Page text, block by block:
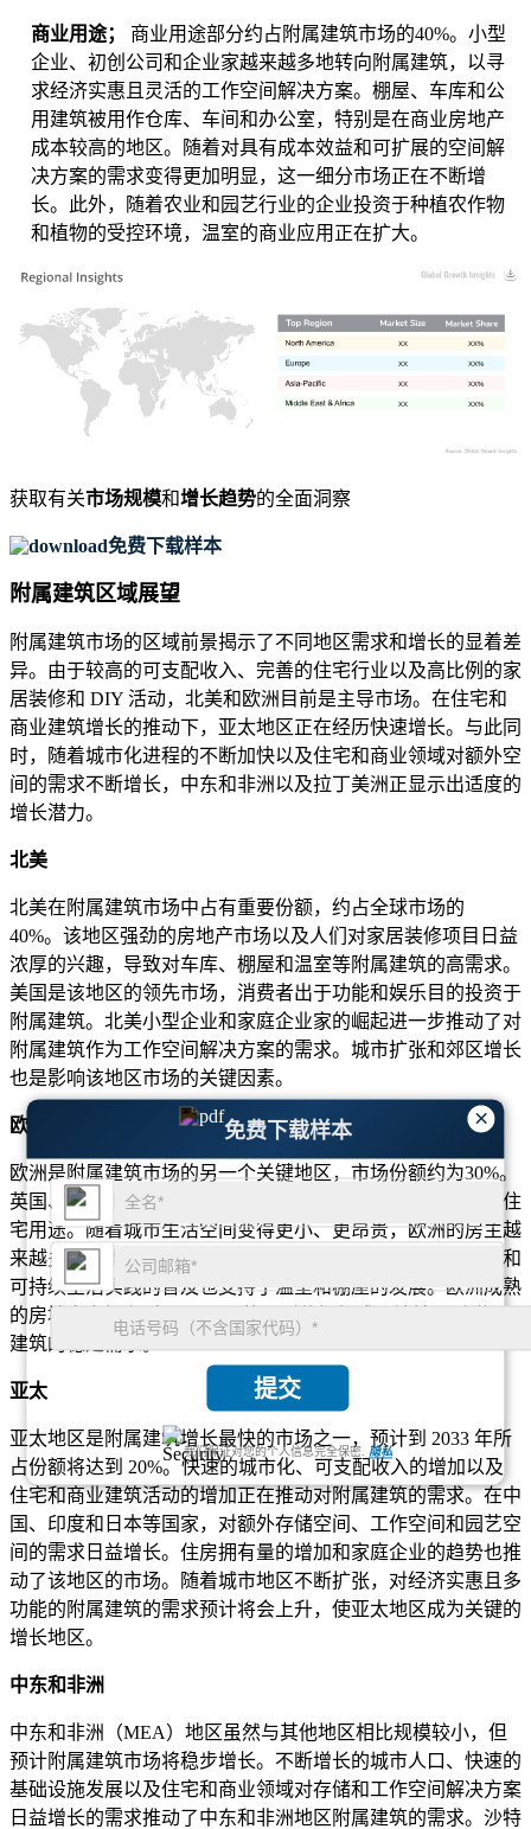
×
免费下载样本
提交
我们保证对您的个人信息完全保密. 隐私
商业用途；
商业用途部分约占附属建筑市场的40%。小型
企业、初创公司和企业家越来越多地转向附属建筑，以寻
求经济实惠且灵活的工作空间解决方案。棚屋、车库和公
用建筑被用作仓库、车间和办公室，特别是在商业房地产
成本较高的地区。随着对具有成本效益和可扩展的空间解
决方案的需求变得更加明显，这一细分市场正在不断增
长。此外，随着农业和园艺行业的企业投资于种植农作物
和植物的受控环境，温室的商业应用正在扩大。
XX%
XX
XX%
XX
XX%
XX
XX%
XX
获取有关市场规模和增长趋势的全面洞察
免费下载样本
附属建筑区域展望
附属建筑市场的区域前景揭示了不同地区需求和增长的显着差
异。由于较高的可支配收入、完善的住宅行业以及高比例的家
居装修和 DIY 活动，北美和欧洲目前是主导市场。在住宅和
商业建筑增长的推动下，亚太地区正在经历快速增长。与此同
时，随着城市化进程的不断加快以及住宅和商业领域对额外空
间的需求不断增长，中东和非洲以及拉丁美洲正显示出适度的
增长潜力。
北美
北美在附属建筑市场中占有重要份额，约占全球市场的
40%。该地区强劲的房地产市场以及人们对家居装修项目日益
浓厚的兴趣，导致对车库、棚屋和温室等附属建筑的高需求。
美国是该地区的领先市场，消费者出于功能和娱乐目的投资于
附属建筑。北美小型企业和家庭企业家的崛起进一步推动了对
附属建筑作为工作空间解决方案的需求。城市扩张和郊区增长
也是影响该地区市场的关键因素。
欧洲
欧洲是附属建筑市场的另一个关键地区，市场份额约为30%。
英国、德国和法国等国家正在推动附属建筑的需求，特别是住
宅用途。随着城市生活空间变得更小、更昂贵，欧洲的房主越
来越多地寻求额外的存储和工作空间解决方案。该地区园艺和
可持续生活实践的普及也支持了温室和棚屋的发展。欧洲成熟
的房地产市场和对 DIY 项目的强烈偏好促成了该地区对附属
建筑的稳定需求。
亚太
亚太地区是附属建筑增长最快的市场之一，预计到 2033 年所
占份额将达到 20%。快速的城市化、可支配收入的增加以及
住宅和商业建筑活动的增加正在推动对附属建筑的需求。在中
国、印度和日本等国家，对额外存储空间、工作空间和园艺空
间的需求日益增长。住房拥有量的增加和家庭企业的趋势也推
动了该地区的市场。随着城市地区不断扩张，对经济实惠且多
功能的附属建筑的需求预计将会上升，使亚太地区成为关键的
增长地区。
中东和非洲
中东和非洲（MEA）地区虽然与其他地区相比规模较小，但
预计附属建筑市场将稳步增长。不断增长的城市人口、快速的
基础设施发展以及住宅和商业领域对存储和工作空间解决方案
日益增长的需求推动了中东和非洲地区附属建筑的需求。沙特